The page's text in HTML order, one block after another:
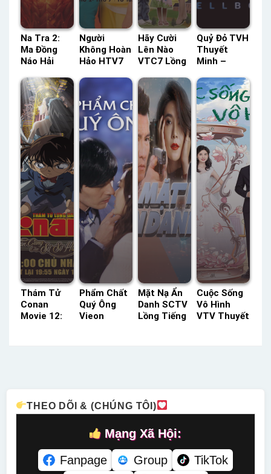
Na Tra 2:
Ma Đồng
Náo Hải
Minh –
Status: HD
Thuyết
Minh
Người
Không Hoàn
Hảo HTV7
– Status:
32 / 32
Lồng Tiếng
Hãy Cười
Lên Nào
VTC7 Lồng
Status: 121
/ 121 Lồng
Tiếng
Quỷ Đỏ TVH
Thuyết
Minh –
Thuyết
Minh
Thám Tử
Conan
Movie 12:
Phẩm Chất
Quý Ông
Vieon
Mặt Nạ Ẩn
Danh SCTV
Lồng Tiếng
Cuộc Sống
Vô Hình
VTV Thuyết
THEO DÕI & (CHÚNG TÔI)
Mạng Xã Hội:
Fanpage
Group
TikTok